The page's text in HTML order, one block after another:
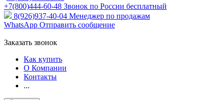
+7(800)444-60-48 Звонок по России бесплатный
8(926)937-40-04 Менеджер по продажам
WhatsApp Отправить сообщение
Заказать звонок
Как купить
О Компании
Контакты
...